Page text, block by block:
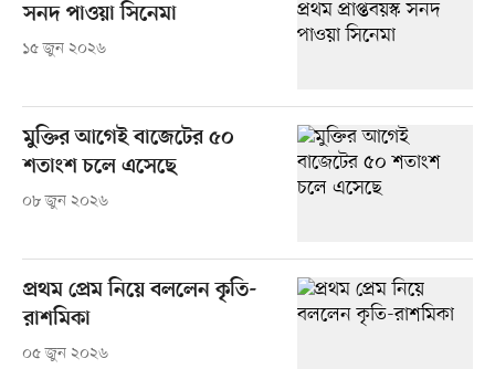
সনদ পাওয়া সিনেমা
১৫ জুন ২০২৬
মুক্তির আগেই বাজেটের ৫০
শতাংশ চলে এসেছে
০৮ জুন ২০২৬
প্রথম প্রেম নিয়ে বললেন কৃতি-
রাশমিকা
০৫ জুন ২০২৬